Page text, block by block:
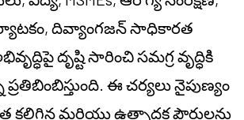
దివ్యాంగజన్ సాధికారత
దృష్టి సారించి సమగ్ర వృద్ధికి
ప్రతిబింబిస్తుంది. ఈ చర్యలు నైపుణ్యం
కలిగిన మరియు ఉత్పాదక పౌరులను